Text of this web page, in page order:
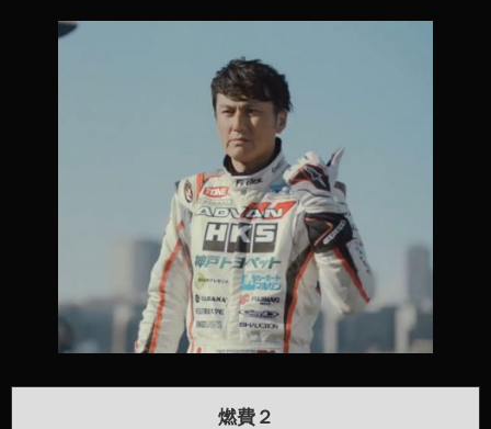
燃費２